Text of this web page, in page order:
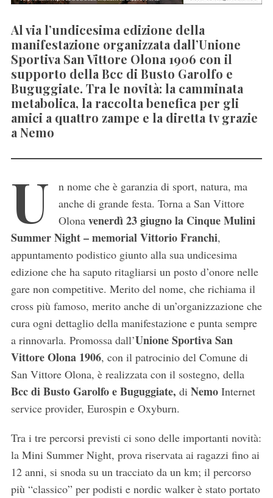
Al via l’undicesima edizione della
manifestazione organizzata dall’Unione
Sportiva San Vittore Olona 1906 con il
supporto della Bcc di Busto Garolfo e
Buguggiate. Tra le novità: la camminata
metabolica, la raccolta benefica per gli
amici a quattro zampe e la diretta tv grazie
a Nemo
U
n nome che è garanzia di sport, natura, ma
anche di grande festa. Torna a San Vittore
Olona venerdì 23 giugno la Cinque Mulini
Summer Night – memorial Vittorio Franchi,
appuntamento podistico giunto alla sua undicesima
edizione che ha saputo ritagliarsi un posto d’onore nelle
gare non competitive. Merito del nome, che richiama il
cross più famoso, merito anche di un’organizzazione che
cura ogni dettaglio della manifestazione e punta sempre
a rinnovarla. Promossa dall’Unione Sportiva San
Vittore Olona 1906, con il patrocinio del Comune di
San Vittore Olona, è realizzata con il sostegno, della
Bcc di Busto Garolfo e Buguggiate, diNemoInternet
service provider, Eurospin e Oxyburn.
Tra i tre percorsi previsti ci sono delle importanti novità:
la Mini Summer Night, prova riservata ai ragazzi fino ai
12 anni, si snoda su un tracciato da un km; il percorso
più “classico” per podisti e nordic walker è stato portato